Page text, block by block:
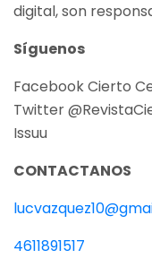
digital, son
Síguenos
Facebook Cierto
Twitter
Issuu
CONTACTANOS
4611891517